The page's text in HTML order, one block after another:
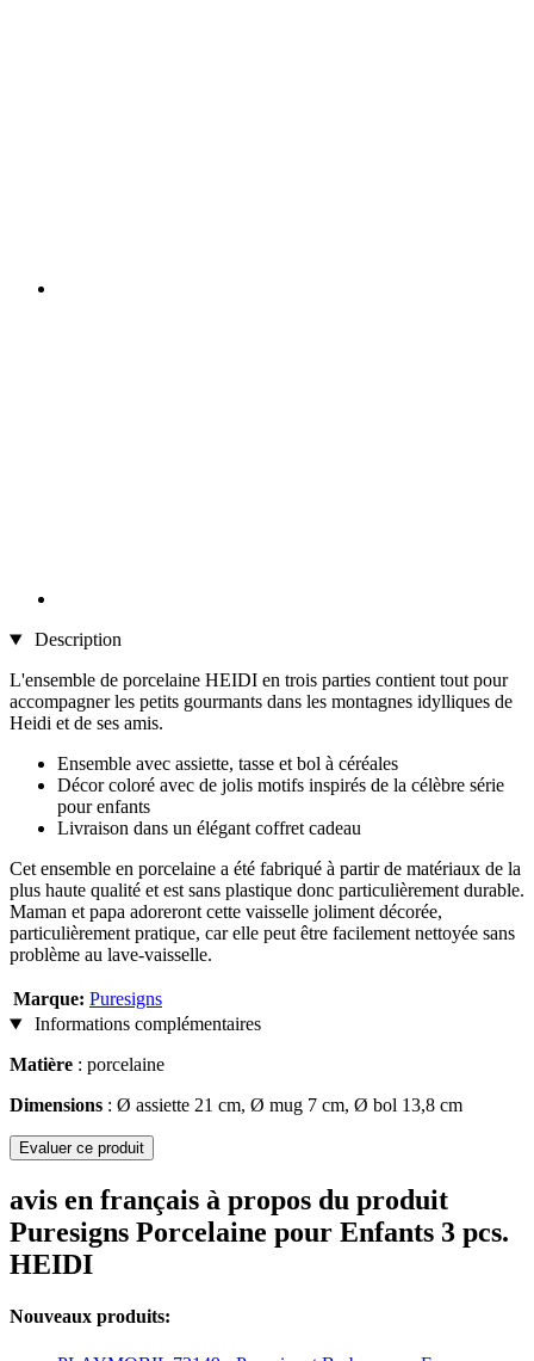
Description
L'ensemble de porcelaine HEIDI en trois parties contient tout pour
accompagner les petits gourmants dans les montagnes idylliques de
Heidi et de ses amis.
Ensemble avec assiette, tasse et bol à céréales
Décor coloré avec de jolis motifs inspirés de la célèbre série
pour enfants
Livraison dans un élégant coffret cadeau
Cet ensemble en porcelaine a été fabriqué à partir de matériaux de la
plus haute qualité et est sans plastique donc particulièrement durable.
Maman et papa adoreront cette vaisselle joliment décorée,
particulièrement pratique, car elle peut être facilement nettoyée sans
problème au lave-vaisselle.
Marque: Puresigns
Informations complémentaires
Matière : porcelaine
Dimensions : Ø assiette 21 cm, Ø mug 7 cm, Ø bol 13,8 cm
Evaluer ce produit
avis en français à propos du produit
Puresigns Porcelaine pour Enfants 3 pcs.
HEIDI
Nouveaux produits: